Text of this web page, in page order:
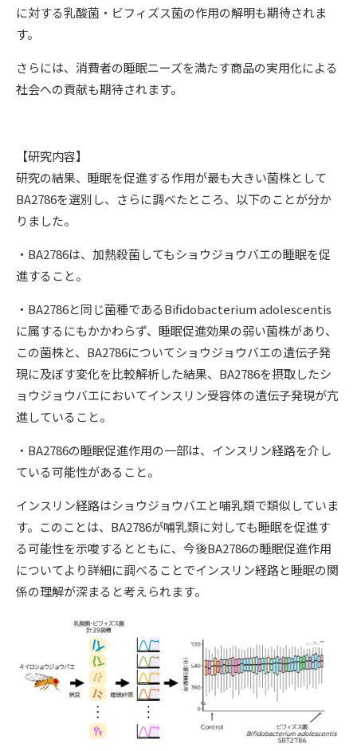
に対する乳酸菌・ビフィズス菌の作用の解明も期待されま
す。
さらには、消費者の睡眠ニーズを満たす商品の実用化による
社会への貢献も期待されます。
【研究内容】
研究の結果、睡眠を促進する作用が最も大きい菌株として
BA2786を選別し、さらに調べたところ、以下のことが分か
りました。
・BA2786は、加熱殺菌してもショウジョウバエの睡眠を促
進すること。
・BA2786と同じ菌種であるBifidobacterium adolescentis
に属するにもかかわらず、睡眠促進効果の弱い菌株があり、
この菌株と、BA2786についてショウジョウバエの遺伝子発
現に及ぼす変化を比較解析した結果、BA2786を摂取したシ
ョウジョウバエにおいてインスリン受容体の遺伝子発現が亢
進していること。
・BA2786の睡眠促進作用の一部は、インスリン経路を介し
ている可能性があること。
インスリン経路はショウジョウバエと哺乳類で類似していま
す。このことは、BA2786が哺乳類に対しても睡眠を促進す
る可能性を示唆するとともに、今後BA2786の睡眠促進作用
についてより詳細に調べることでインスリン経路と睡眠の関
係の理解が深まると考えられます。